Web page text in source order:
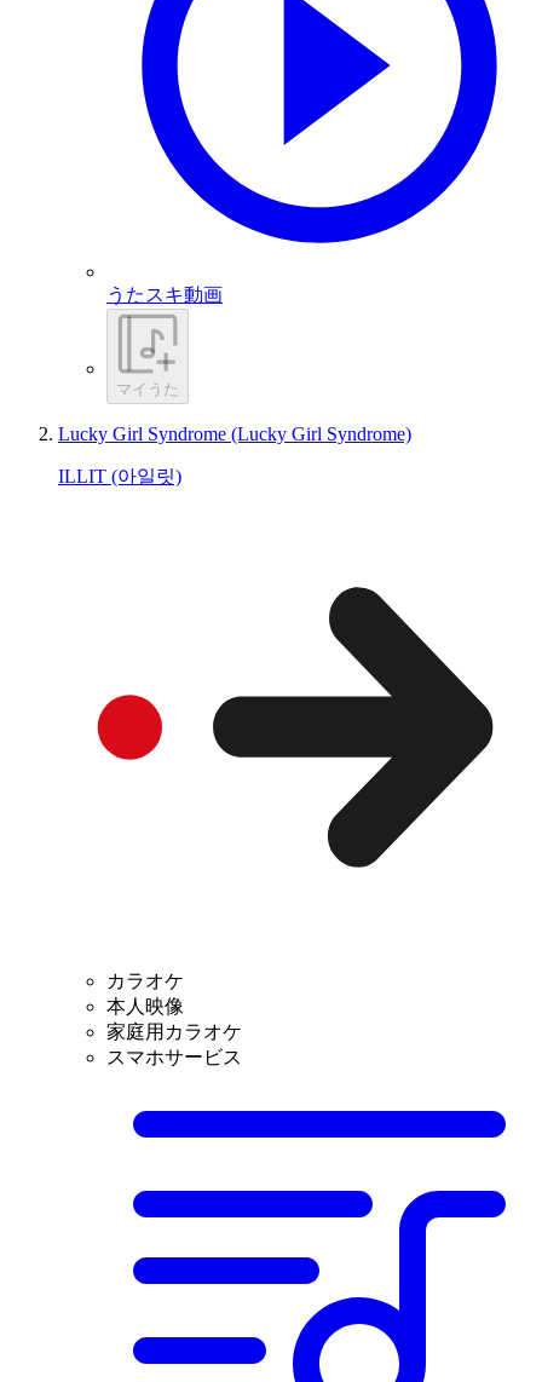
うたスキ動画
マイうた
Lucky Girl Syndrome (Lucky Girl Syndrome)
ILLIT (아일릿)
カラオケ
本人映像
家庭用カラオケ
スマホサービス